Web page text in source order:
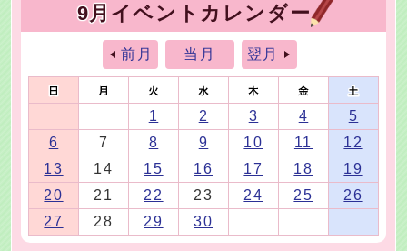
9月 イベントカレンダー
前月 当月 翌月
1 2 3 4
5
6
7 8 9 10 11
12
13
14 15 16 17 18
19
20
21 22 23 24 25
26
27
28 29 30